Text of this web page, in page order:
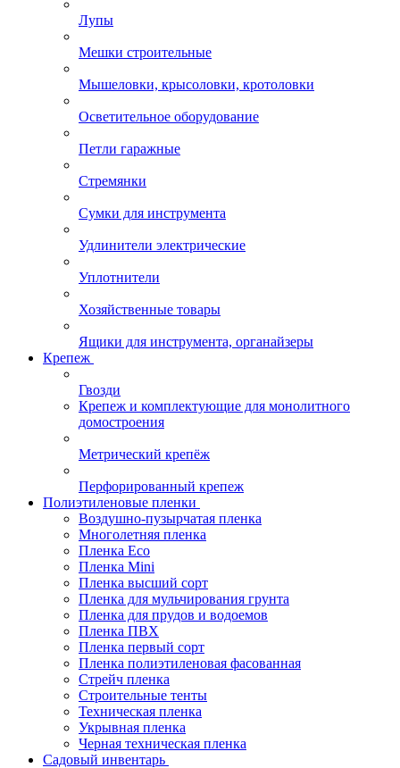
Лупы
Мешки строительные
Мышеловки, крысоловки, кротоловки
Осветительное оборудование
Петли гаражные
Стремянки
Сумки для инструмента
Удлинители электрические
Уплотнители
Хозяйственные товары
Ящики для инструмента, органайзеры
Крепеж
Гвозди
Крепеж и комплектующие для монолитного
домостроения
Метрический крепёж
Перфорированный крепеж
Полиэтиленовые пленки
Воздушно-пузырчатая пленка
Многолетняя пленка
Пленка Eco
Пленка Mini
Пленка высший сорт
Пленка для мульчирования грунта
Пленка для прудов и водоемов
Пленка ПВХ
Пленка первый сорт
Пленка полиэтиленовая фасованная
Стрейч пленка
Строительные тенты
Техническая пленка
Укрывная пленка
Черная техническая пленка
Садовый инвентарь